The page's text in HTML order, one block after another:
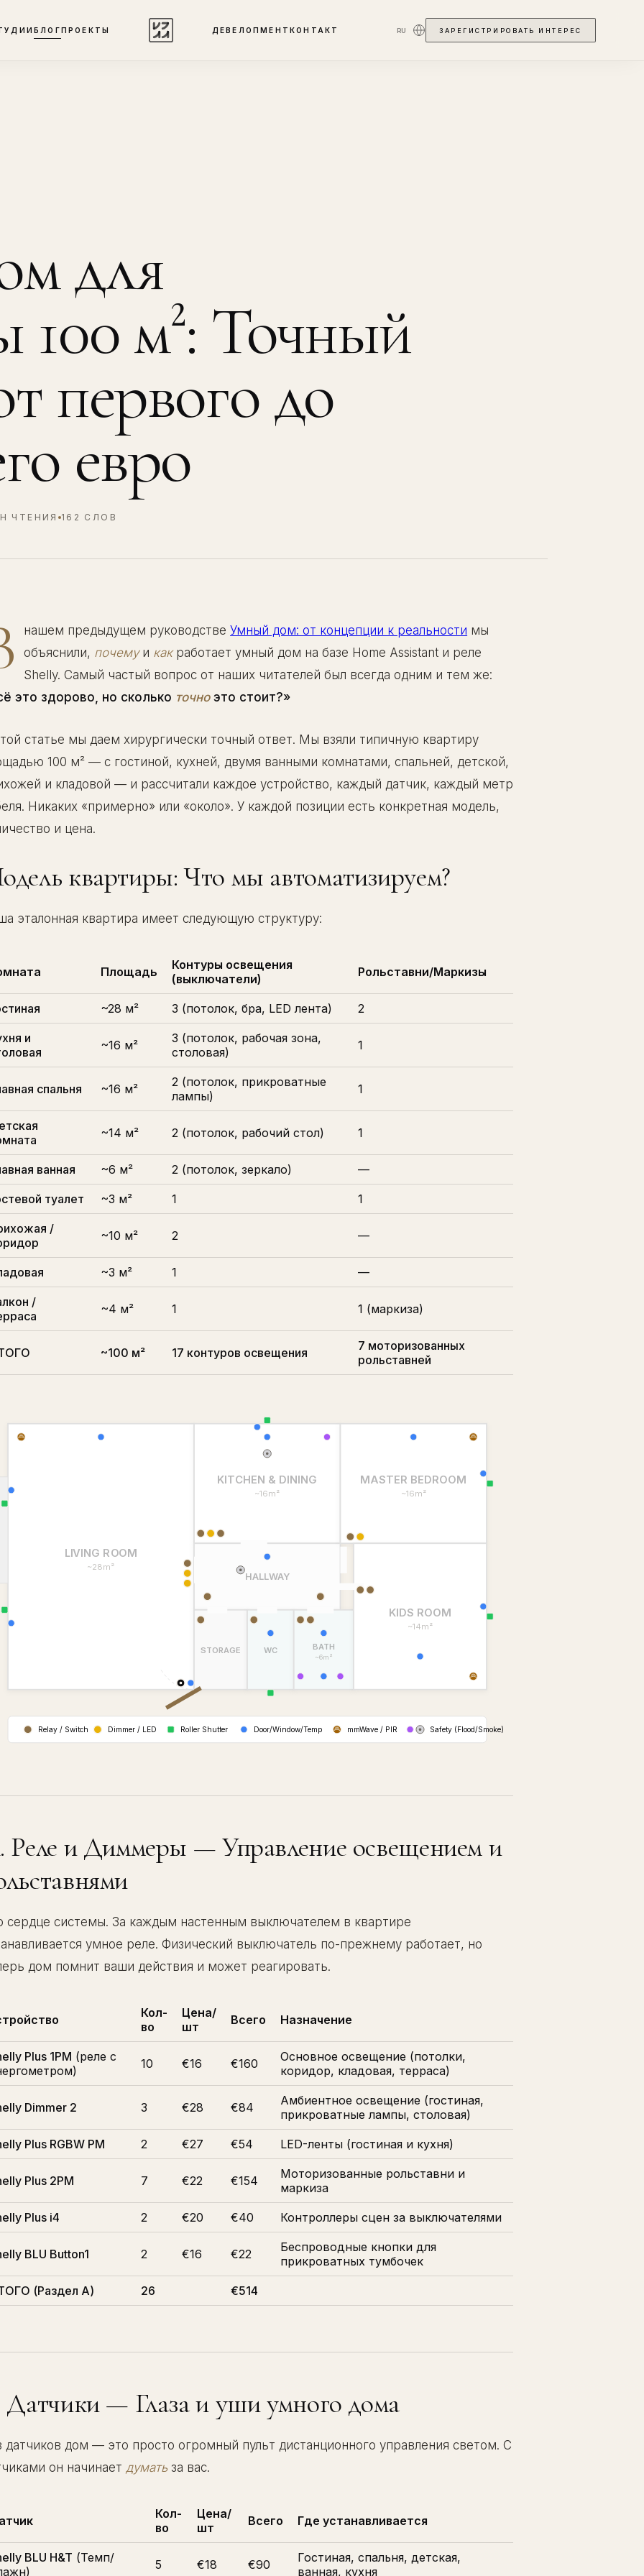
БЛОГПРОЕКТЫ ДЕВЕЛОПМЕНТ КОНТАКТ RU ЗАРЕГИСТРИРОВАТЬ ИНТЕРЕС
для
100 м²: Точный
первого до
евро
ЧТЕНИЯ 162 СЛОВ
нашем предыдущем руководствеУмный дом: от концепции к реальности мы
объяснили, почемуи какработает умный дом на базе Home Assistant и реле
Shelly. Самый частый вопрос от наших читателей был всегда одним и тем же:
это здорово, но сколько точноэто стоит?»
статье мы даем хирургически точный ответ. Мы взяли типичную квартиру
100 м² — с гостиной, кухней, двумя ванными комнатами, спальней, детской,
и кладовой — и рассчитали каждое устройство, каждый датчик, каждый метр
Никаких «примерно» или «около». У каждой позиции есть конкретная модель,
и цена.
квартиры: Что мы автоматизируем?
эталонная квартира имеет следующую структуру:
Площадь
Контуры освещения
(выключатели)
Рольставни/Маркизы
~28 м² 3 (потолок, бра, LED лента) 2
и
~16 м²
3 (потолок, рабочая зона,
столовая)
1
спальня ~16 м²
2 (потолок, прикроватные
лампы)
1
~14 м² 2 (потолок, рабочий стол) 1
ванная ~6 м² 2 (потолок, зеркало) —
туалет ~3 м² 1 1
/
~10 м² 2 —
~3 м² 1 —
/
~4 м² 1 1 (маркиза)
~100 м² 17 контуров освещения
7 моторизованных
рольставней
LIVING ROOM
~28m²
KITCHEN & DINING
~16m²
HALLWAY
STORAGE WC BATH
~6m²
MASTER BEDROOM
~16m²
KIDS ROOM
~14m²
Relay / Switch Dimmer / LED Roller Shutter Door/Window/Temp mmWave / PIR Safety (Flood/Smoke)
Реле и Диммеры — Управление освещением и
сердце системы. За каждым настенным выключателем в квартире
умное реле. Физический выключатель по-прежнему работает, но
дом помнит ваши действия и может реагировать.
Кол-
во
Цена/
шт
Всего Назначение
Plus 1PM (реле с
10 €16 €160
Основное освещение (потолки,
коридор, кладовая, терраса)
Dimmer 2 3 €28 €84
Амбиентное освещение (гостиная,
прикроватные лампы, столовая)
Plus RGBW PM 2 €27 €54 LED-ленты (гостиная и кухня)
Plus 2PM 7 €22 €154
Моторизованные рольставни и
маркиза
Plus i4 2 €20 €40 Контроллеры сцен за выключателями
BLU Button1 2 €16 €22
Беспроводные кнопки для
прикроватных тумбочек
(Раздел A) 26 €514
Датчики — Глаза и уши умного дома
датчиков дом — это просто огромный пульт дистанционного управления светом. С
он начинает думатьза вас.
Кол-
во
Цена/
шт
Всего Где устанавливается
BLU H&T (Темп/
5 €18 €90
Гостиная, спальня, детская,
ванная, кухня